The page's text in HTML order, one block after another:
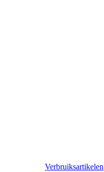
Verbruiksartikelen